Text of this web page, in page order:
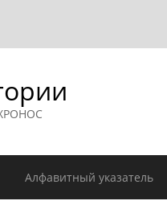
Алфавитный указатель